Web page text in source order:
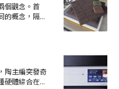
個觀念。首
的概念，隔...
陶主編突發奇
硬體綜合在...